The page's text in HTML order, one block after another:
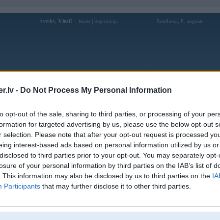
- Do Not Process My Personal Information
opt-out of the sale, sharing to third parties, or processing of your
for targeted advertising by us, please use the below opt-out
selection. Please note that after your opt-out request is processed
interest-based ads based on personal information utilized by us
to third parties prior to your opt-out. You may separately
of your personal information by third parties on the IAB’s list of
This information may also be disclosed by us to third parties on the
Participants that may further disclose it to other third parties.
Sveiks, Viesi! Ienākt Reģistrācija Sestdiena, 8. augusts
Forums Galerijas Reģistrācija Lietotāji
Lietotāja 888Toprest profils
Lietotājvārds:
888Toprest
Ziņojumi forumā:
0
Pēdējie ziņojumi forumā